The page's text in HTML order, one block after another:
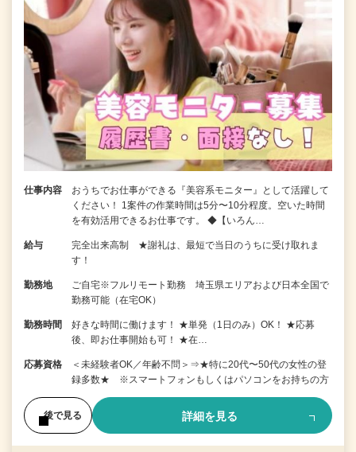
仕事内容
おうちでお仕事ができる『美容系モニター』として活躍して
ください！ 1案件の作業時間は5分〜10分程度。空いた時間
を有効活用できるお仕事です。 ◆【いろん…
給与
完全出来高制 ★謝礼は、最短で当日のうちに受け取れま
す！
勤務地
ご自宅※フルリモート勤務 埼玉県エリアおよび日本全国で
勤務可能（在宅OK）
勤務時間
好きな時間に働けます！ ★単発（1日のみ）OK！ ★応募
後、即お仕事開始も可！ ★在…
応募資格
＜未経験者OK／年齢不問＞⇒★特に20代〜50代の女性の登
録多数★ ※スマートフォンもしくはパソコンをお持ちの方
後で見る 詳細を見る